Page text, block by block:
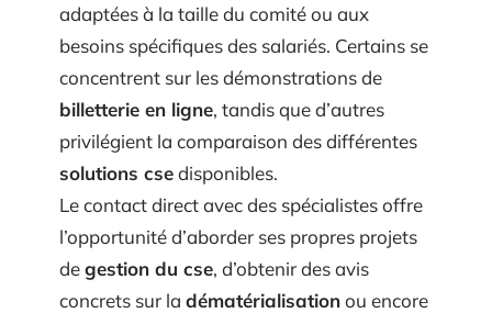
adaptées à la taille du comité ou aux
besoins spécifiques des salariés. Certains se
concentrent sur les démonstrations de
billetterie en ligne, tandis que d’autres
privilégient la comparaison des différentes
solutions csedisponibles.
Le contact direct avec des spécialistes offre
l’opportunité d’aborder ses propres projets
degestion du cse, d’obtenir des avis
concrets sur la dématérialisationou encore